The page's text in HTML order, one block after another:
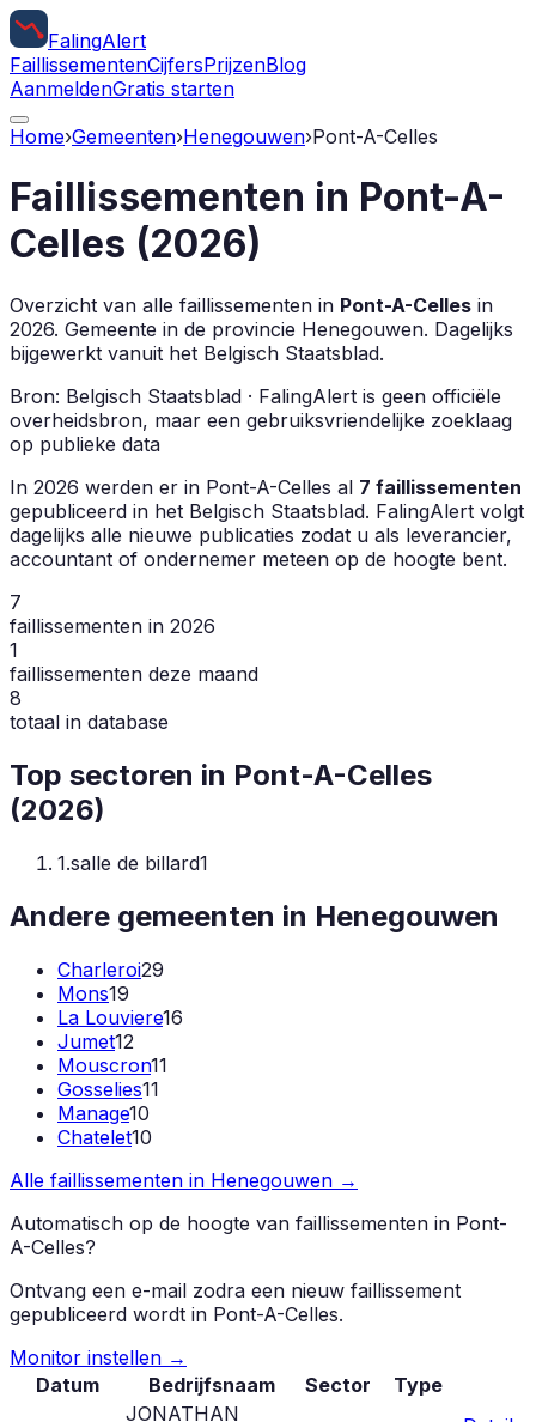
FalingAlert
FaillissementenCijfersPrijzenBlog
AanmeldenGratis starten
Home›Gemeenten›Henegouwen›Pont-A-Celles
Faillissementen in Pont-A-
Celles (2026)
Overzicht van alle faillissementen in Pont-A-Celles in
2026. Gemeente in de provincie Henegouwen. Dagelijks
bijgewerkt vanuit het Belgisch Staatsblad.
Bron: Belgisch Staatsblad · FalingAlert is geen officiële
overheidsbron, maar een gebruiksvriendelijke zoeklaag
op publieke data
In 2026 werden er in Pont-A-Celles al 7 faillissementen
gepubliceerd in het Belgisch Staatsblad. FalingAlert volgt
dagelijks alle nieuwe publicaties zodat u als leverancier,
accountant of ondernemer meteen op de hoogte bent.
7
faillissementen in 2026
1
faillissementen deze maand
8
totaal in database
Top sectoren in Pont-A-Celles
(2026)
1.salle de billard1
Andere gemeenten in Henegouwen
Charleroi29
Mons19
La Louviere16
Jumet12
Mouscron11
Gosselies11
Manage10
Chatelet10
Alle faillissementen in Henegouwen →
Automatisch op de hoogte van faillissementen in Pont-
A-Celles?
Ontvang een e-mail zodra een nieuw faillissement
gepubliceerd wordt in Pont-A-Celles.
Monitor instellen →
Datum
Bedrijfsnaam Sector Type
JONATHAN